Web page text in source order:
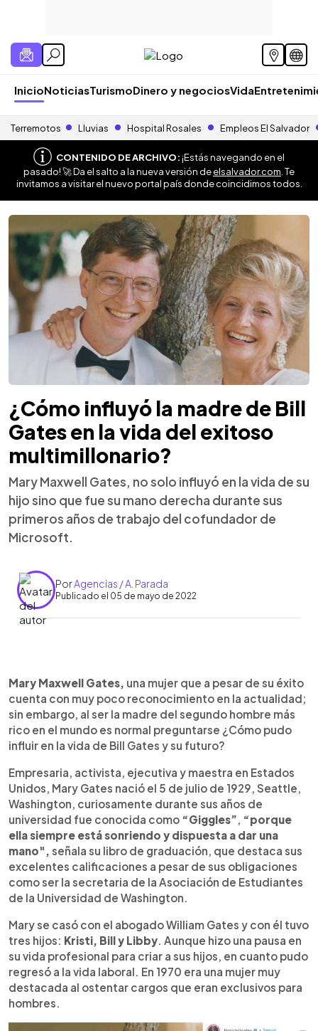
InicioNoticiasTurismoDinero y negociosVida
Terremotos Lluvias Hospital Rosales Empleos El Salvador
CONTENIDO DE ARCHIVO:¡Estás navegando en el
pasado! 🚀 Da el salto a la nueva versión deelsalvador.com . Te
invitamos a visitar el nuevo portal país donde coincidimos todos.
¿Cómo influyó la madre de Bill
Gates en la vida del exitoso
multimillonario?
Mary Maxwell Gates, no solo influyó en la vida de su
hijo sino que fue su mano derecha durante sus
primeros años de trabajo del cofundador de
Microsoft.
PorAgencias / A. Parada
Publicado el 05 de mayo de 2022
► Escuchar artículo
Mary Maxwell Gates, una mujer que a pesar de su éxito
cuenta con muy poco reconocimiento en la actualidad;
sin embargo, al ser la madre del segundo hombre más
rico en el mundo es normal preguntarse ¿Cómo pudo
influir en la vida de Bill Gates y su futuro?
Empresaria, activista, ejecutiva y maestra en Estados
Unidos, Mary Gates nació el 5 de julio de 1929, Seattle,
Washington, curiosamente durante sus años de
universidad fue conocida como “Giggles” “porque
ella siempre está sonriendo y dispuesta a dar una
mano", señala su libro de graduación, que destaca sus
excelentes calificaciones a pesar de sus obligaciones
como ser la secretaria de la Asociación de Estudiantes
de la Universidad de Washington.
Mary se casó con el abogado William Gates y con él tuvo
tres hijos: Kristi, Bill y Libby . Aunque hizo una pausa en
su vida profesional para criar a sus hijos, en cuanto pudo
regresó a la vida laboral. En 1970 era una mujer muy
destacada al ostentar cargos que eran exclusivos para
hombres.